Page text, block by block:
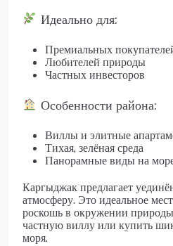
Идеально для:
Премиальных
Любителей природы
Частных инвесторов
Особенности района:
Виллы и элитные
Тихая, зелёная среда
Панорамные виды на
Каргыджак предлагает
атмосферу. Это идеальное
роскошь в окружении
частную виллу или купить
моря.